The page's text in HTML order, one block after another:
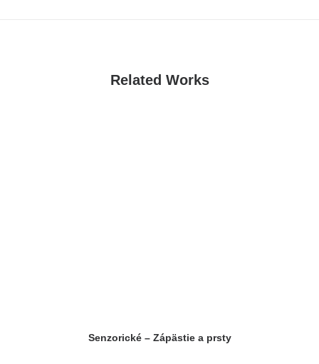
Related Works
Senzorické – Zápästie a prsty